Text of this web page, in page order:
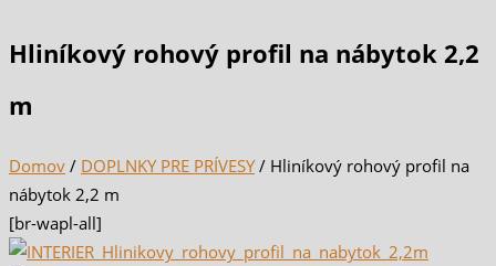
Hliníkový rohový profil na nábytok 2,2
m
Domov / DOPLNKY PRE PRÍVESY/ Hliníkový rohový profil na
nábytok 2,2 m
[br-wapl-all]